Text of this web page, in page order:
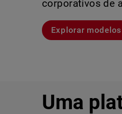
corporativos de
Explorar modelos
Explore o
Conheça Rai
Conheça o
Uma